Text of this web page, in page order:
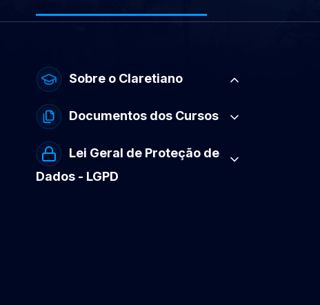
Sobre o Claretiano
Documentos dos Cursos
Lei Geral de Proteção de
Dados - LGPD